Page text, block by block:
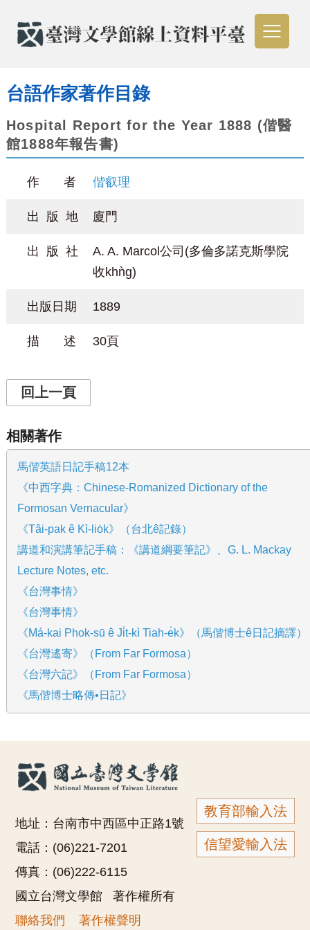
台語作家著作目錄
Hospital Report for the Year 1888 (偕醫
館1888年報告書)
作 者 偕叡理
出 版 地 廈門
出 版 社
A. A. Marcol公司(多倫多諾克斯學院
收khǹg)
出版日期 1889
描 述 30頁
回上一頁
相關著作
馬偕英語日記手稿12本
《中西字典：Chinese-Romanized Dictionary of the
Formosan Vernacular》
《Tâi-pak ê Kì-lio̍k》（台北ê記錄）
講道和演講筆記手稿：《講道綱要筆記》、G. L. Mackay
Lecture Notes, etc.
《台灣事情》
《台灣事情》
《Má-kai Phok-sū ê Ji̍t-kì Tiah-e̍k》（馬偕博士ê日記摘譯）
《台灣遙寄》（From Far Formosa）
《台灣六記》（From Far Formosa）
《馬偕博士略傳•日記》
教育部輸入法
信望愛輸入法
地址：台南市中西區中正路1號
電話：(06)221-7201
傳真：(06)222-6115
國立台灣文學館 著作權所有
聯絡我們
著作權聲明